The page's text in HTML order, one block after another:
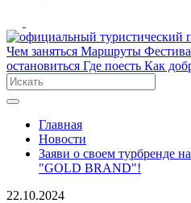
Чем заняться Маршруты
остановиться Где поесть Как
Главная
Новости
Заяви о своем турбренде
"GOLD BRAND"!
22.10.2024